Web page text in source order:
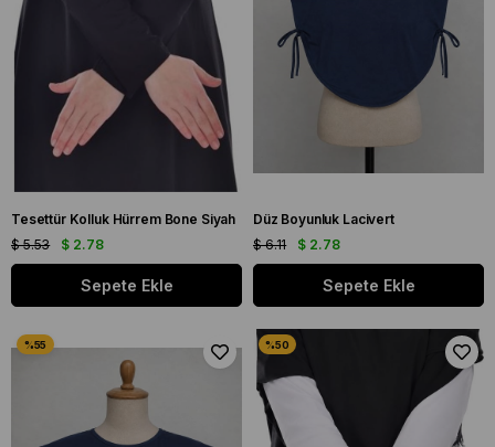
Tesettür Kolluk Hürrem Bone Siyah
$ 2.78
$ 5.53
Sepete Ekle
Düz Boyunluk Lacivert
$ 2.78
$ 6.11
Sepete Ekle